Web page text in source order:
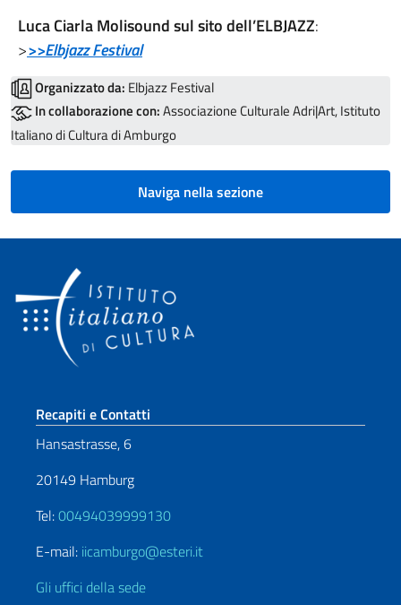
Luca Ciarla Molisound sul sito dell’ELBJAZZ:
>>>Elbjazz Festival
Organizzato da: Elbjazz Festival
In collaborazione con:Associazione Culturale Adri|Art, Istituto
Italiano di Cultura di Amburgo
Naviga nella sezione
Sezione footer
Recapiti e Contatti
Hansastrasse, 6
20149 Hamburg
Tel:00494039999130
E-mail: iicamburgo@esteri.it
Gli uffici della sede